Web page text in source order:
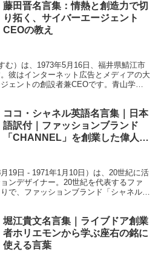
藤田晋名言集：情熱と創造力で切
り拓く、サイバーエージェント
CEOの教え
む）は、1973年5月16日、福井県鯖江市
彼はインターネット広告とメディアの大
ェントの創設者兼CEOです。青山学院
ココ・シャネル英語名言集｜日本
語訳付｜ファッションブランド
「CHANNEL」を創業した偉人の
19日 - 1971年1月10日）は、20世紀に活
ンデザイナー。20世紀を代表するファ
で、ファッションブランド「シャネル」
堀江貴文名言集｜ライブドア創業
者ホリエモンから学ぶ座右の銘に
使える言葉